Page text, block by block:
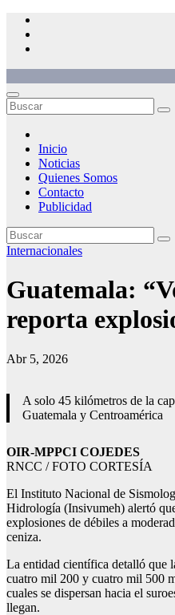
Saltar
contenido
Inicio
Noticias
Quienes Somos
Contacto
Publicidad
Internacionales
Guatemala:
reporta
Abr 5, 2026
A solo 45 kilómetros de la
Guatemala y Centroamérica
OIR-MPPCI COJEDES
RNCC / FOTO CORTESÍA
El Instituto Nacional de
Hidrología (Insivumeh) alertó
explosiones de débiles a
ceniza.
La entidad científica detalló que
cuatro mil 200 y cuatro mil 500
cuales se dispersan hacia el
llegan.